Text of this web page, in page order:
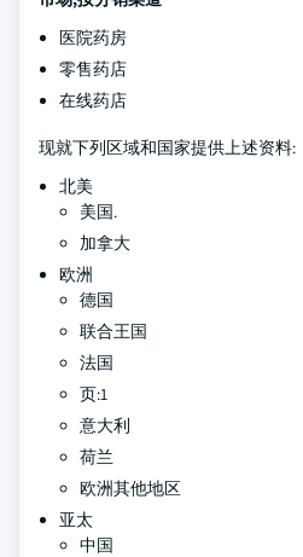
医院药房
零售药店
在线药店
现就下列区域和国家提供上述资料:
北美
美国.
加拿大
欧洲
德国
联合王国
法国
页:1
意大利
荷兰
欧洲其他地区
亚太
中国